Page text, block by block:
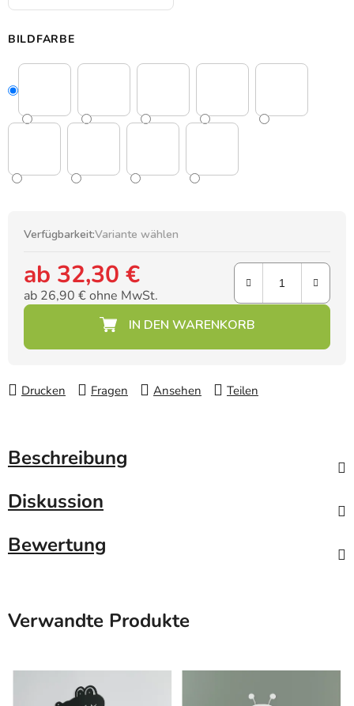
BILDFARBE
Verfügbarkeit:Variante wählen
ab 32,30 €
ab 26,90 €ohne MwSt.
Drucken Fragen Ansehen Teilen
Beschreibung
Diskussion
Bewertung
Verwandte Produkte